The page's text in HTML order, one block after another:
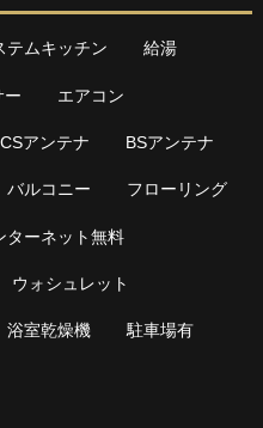
テムキッチン 給湯
ー エアコン
CSアンテナ BSアンテナ
バルコニー フローリング
ターネット無料
ウォシュレット
浴室乾燥機 駐車場有